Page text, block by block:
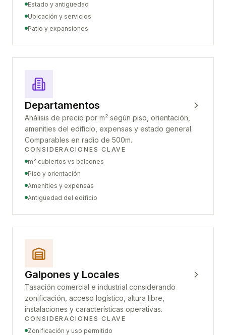
Estado y antigüedad
Ubicación y servicios
Patio y expansiones
Departamentos
Análisis de precio por m² según piso, orientación,
amenities del edificio, expensas y estado general.
Comparables en radio de 500m.
CONSIDERACIONES CLAVE
m² cubiertos vs balcones
Piso y orientación
Amenities y expensas
Antigüedad del edificio
Galpones y Locales
Tasación comercial e industrial considerando
zonificación, acceso logístico, altura libre,
instalaciones y características operativas.
CONSIDERACIONES CLAVE
Zonificación y uso permitido